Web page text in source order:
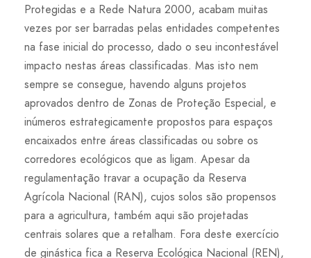
Protegidas e a Rede Natura 2000, acabam muitas
vezes por ser barradas pelas entidades competentes
na fase inicial do processo, dado o seu incontestável
impacto nestas áreas classificadas. Mas isto nem
sempre se consegue, havendo alguns projetos
aprovados dentro de Zonas de Proteção Especial, e
inúmeros estrategicamente propostos para espaços
encaixados entre áreas classificadas ou sobre os
corredores ecológicos que as ligam. Apesar da
regulamentação travar a ocupação da Reserva
Agrícola Nacional (RAN), cujos solos são propensos
para a agricultura, também aqui são projetadas
centrais solares que a retalham. Fora deste exercício
de ginástica fica a Reserva Ecológica Nacional (REN),